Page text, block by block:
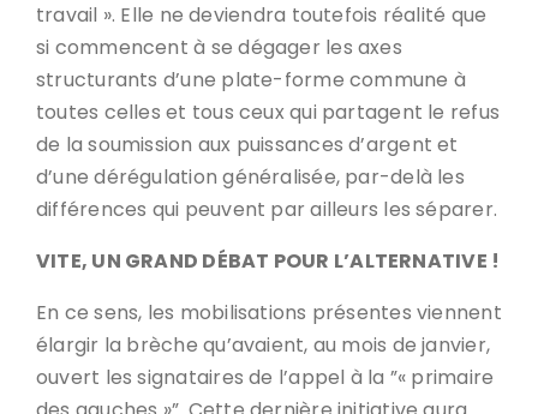
travail ». Elle ne deviendra toutefois réalité que
si commencent à se dégager les axes
structurants d’une plate-forme commune à
toutes celles et tous ceux qui partagent le refus
de la soumission aux puissances d’argent et
d’une dérégulation généralisée, par-delà les
différences qui peuvent par ailleurs les séparer.
VITE, UN GRAND DÉBAT POUR L’ALTERNATIVE !
En ce sens, les mobilisations présentes viennent
élargir la brèche qu’avaient, au mois de janvier,
ouvert les signataires de l’appel à la ”« primaire